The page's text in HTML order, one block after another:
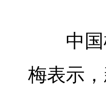
中国检
梅表示